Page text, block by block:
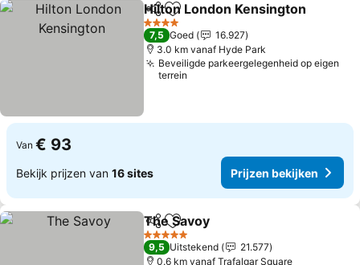
DelenToevoegen aan favorieten
Hilton London Kensington
4 Sterren
7,5 Goed
16.927
3.0 km vanaf Hyde Park
Beveiligde parkeergelegenheid op eigen
terrein
Van € 93
Bekijk prijzen van 16 sites Prijzen bekijken
DelenToevoegen aan favorieten
The Savoy
5 Sterren
9,5 Uitstekend
21.577
0.6 km vanaf Trafalgar Square